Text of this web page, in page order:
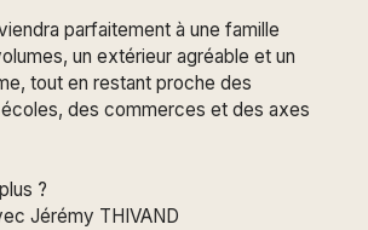
parfaitement à une famille
un extérieur agréable et un
tout en restant proche des
des commerces et des axes
?
Jérémy THIVAND